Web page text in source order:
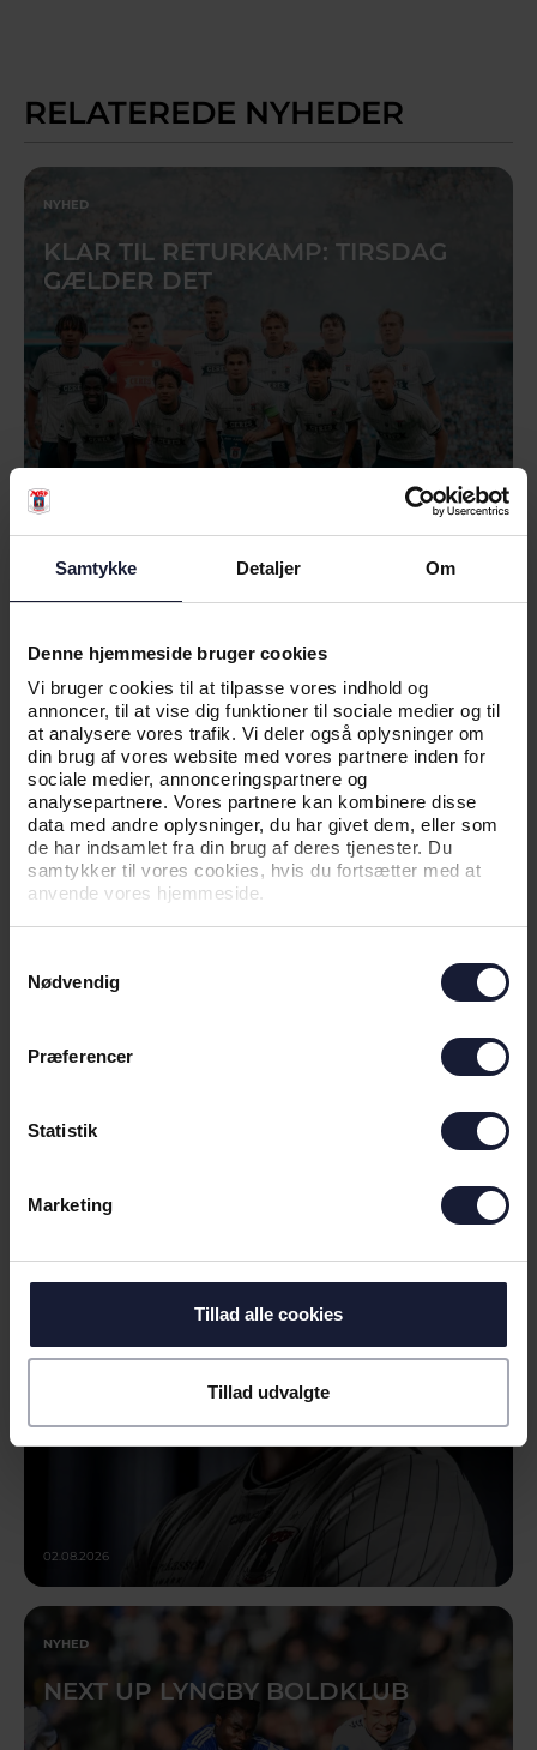
Samtykke Detaljer Om
Denne hjemmeside bruger cookies
Vi bruger cookies til at tilpasse vores indhold og
annoncer, til at vise dig funktioner til sociale medier og til
at analysere vores trafik. Vi deler også oplysninger om
din brug af vores website med vores partnere inden for
sociale medier, annonceringspartnere og
analysepartnere. Vores partnere kan kombinere disse
data med andre oplysninger, du har givet dem, eller som
de har indsamlet fra din brug af deres tjenester. Du
samtykker til vores cookies, hvis du fortsætter med at
anvende vores hjemmeside.
Nødvendig
Præferencer
Statistik
Marketing
Tillad alle cookies
Tillad udvalgte
RELATEREDE NYHEDER
NYHED
KLAR TIL RETURKAMP: TIRSDAG
GÆLDER DET
NYHED
MULIGE EUROPÆISKE
MODSTANDERE PÅ PLADS
VELKOMMEN TIL COLIN RÖSLER
02.08.2026
NYHED
NEXT UP LYNGBY BOLDKLUB